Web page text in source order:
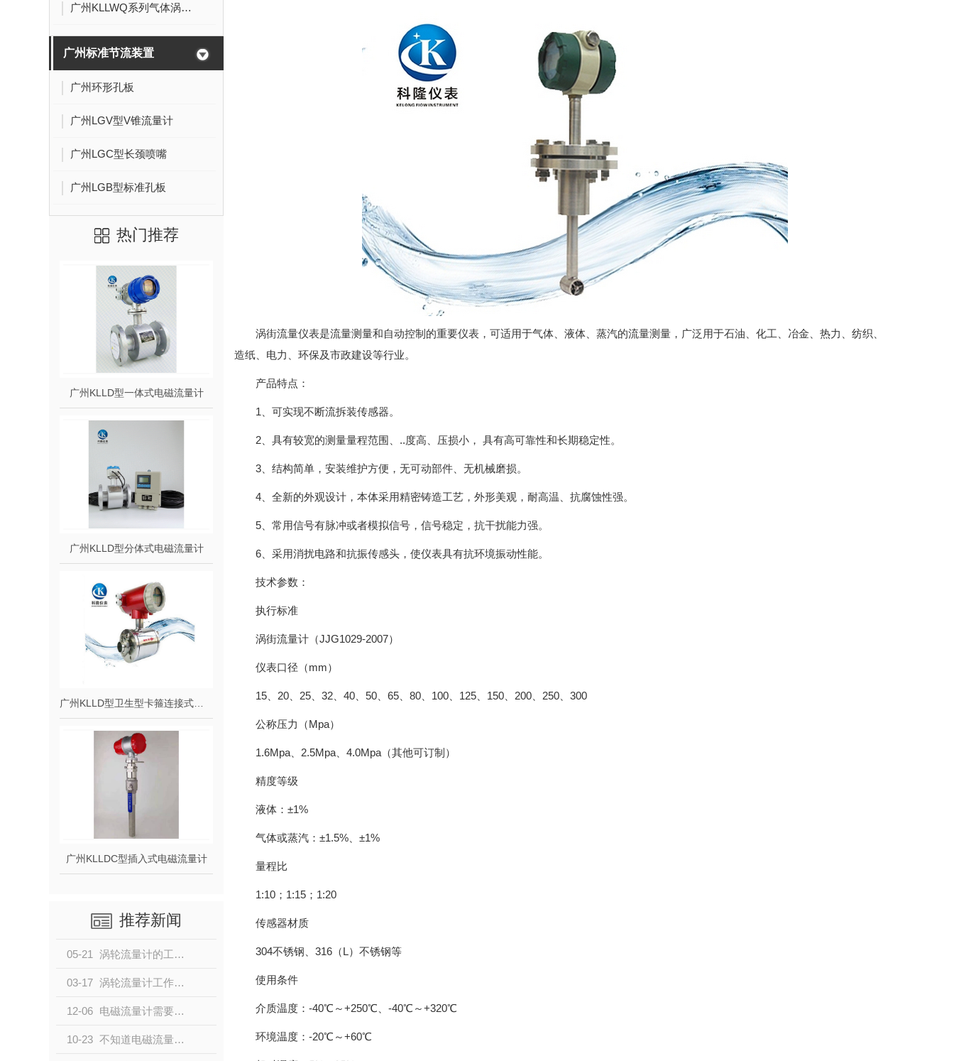
广州KLLWQ系列气体涡轮流量计
广州标准节流装置
广州环形孔板
广州LGV型V锥流量计
广州LGC型长颈喷嘴
广州LGB型标准孔板
热门推荐
广州KLLD型一体式电磁流量计
广州KLLD型分体式电磁流量计
广州KLLD型卫生型卡箍连接式电磁流量计
广州KLLDC型插入式电磁流量计
推荐新闻
05-21 涡轮流量计的工作原理与结构
03-17 涡轮流量计工作原理及结构
12-06 电磁流量计需要做哪些专项检测？小编带大家了解一下
10-23 不知道电磁流量器有哪些优缺点的请点击这里！
涡街流量仪表是流量测量和自动控制的重要仪表，可适用于气体、液体、蒸汽的流量测量，广泛用于石油、化工、冶金、热力、纺织、
造纸、电力、环保及市政建设等行业。
产品特点：
1、可实现不断流拆装传感器。
2、具有较宽的测量量程范围、..度高、压损小， 具有高可靠性和长期稳定性。
3、结构简单，安装维护方便，无可动部件、无机械磨损。
4、全新的外观设计，本体采用精密铸造工艺，外形美观，耐高温、抗腐蚀性强。
5、常用信号有脉冲或者模拟信号，信号稳定，抗干扰能力强。
6、采用消扰电路和抗振传感头，使仪表具有抗环境振动性能。
技术参数：
执行标准
涡街流量计（JJG1029-2007）
仪表口径（mm）
15、20、25、32、40、50、65、80、100、125、150、200、250、300
公称压力（Mpa）
1.6Mpa、2.5Mpa、4.0Mpa（其他可订制）
精度等级
液体：±1%
气体或蒸汽：±1.5%、±1%
量程比
1:10；1:15；1:20
传感器材质
304不锈钢、316（L）不锈钢等
使用条件
介质温度：-40℃～+250℃、-40℃～+320℃
环境温度：-20℃～+60℃